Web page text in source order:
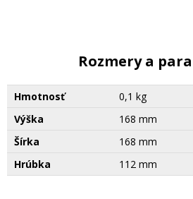
Rozmery a
Hmotnosť
0,1 kg
Výška
168 mm
Šírka
168 mm
Hrúbka
112 mm